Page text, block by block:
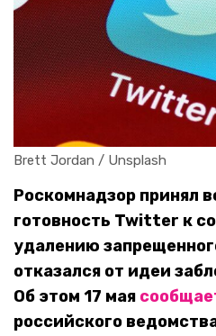
Brett Jordan / Unsplash
Роскомнадзор принял
готовность Twitter к
удалению
отказался от идеи
Об этом 17 мая
российского